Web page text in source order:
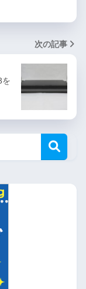
次の記事
を